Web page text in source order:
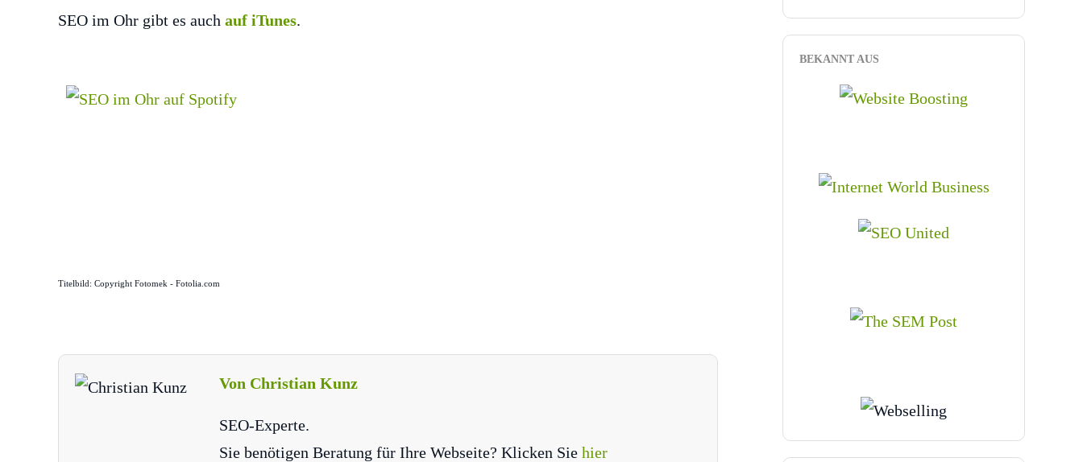
SEO im Ohr gibt es auch auf iTunes.
Titelbild: Copyright Fotomek - Fotolia.com
Von Christian Kunz
SEO-Experte.
Sie benötigen Beratung für Ihre Webseite? Klicken Sie hier
BEKANNT AUS